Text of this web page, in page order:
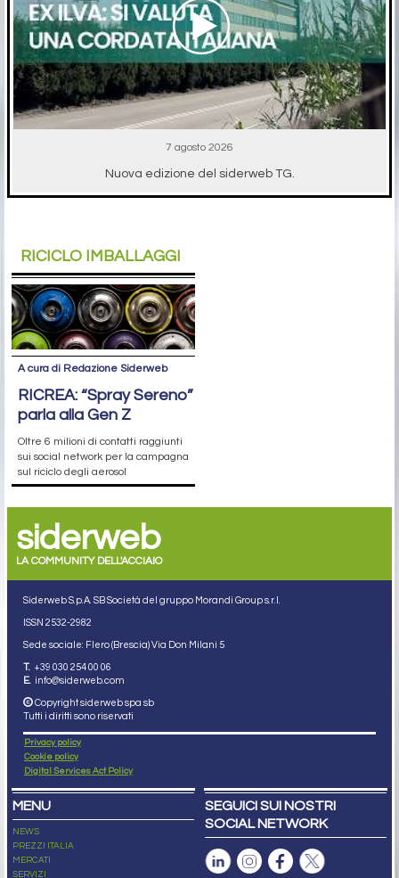
7 agosto 2026
Nuova edizione del siderweb TG.
RICICLO IMBALLAGGI
A cura di Redazione Siderweb
RICREA: “Spray Sereno”
parla alla Gen Z
Oltre 6 milioni di contatti raggiunti
sui social network per la campagna
sul riciclo degli aerosol
siderweb
LA COMMUNITY DELL'ACCIAIO
Siderweb S.p.A. SB Società del gruppo Morandi Group s.r.l.
ISSN 2532-2982
Sede sociale: Flero (Brescia) Via Don Milani 5
T. +39 030 254 00 06
E. info@siderweb.com
Copyright siderweb spa sb
Tutti i diritti sono riservati
Privacy policy
Cookie policy
Digital Services Act Policy
MENU
NEWS
PREZZI ITALIA
MERCATI
SERVIZI
SEGUICI SUI NOSTRI
SOCIAL NETWORK